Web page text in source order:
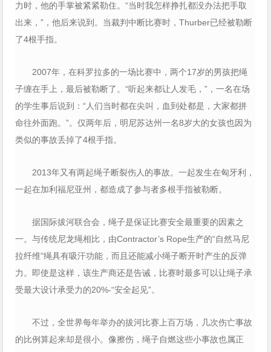
力时，他的手掌被紧紧勒住。“当时我怎样挣扎都没办法把手取
出来，”，他后来说到。当裁判中断比赛时，Thurber已经被勒断
了4根手指。
2007年，在科罗拉多的一场比赛中，两个17岁的男孩把绳
子缠在手上，最后被勒断了。“听起来都让人发毛，”，一名在场
的学生事后说到：“人们当时都在尖叫，血到处都是，大家都拼
命往外面跑。”。仅两年后，明尼苏达州一名8岁大的女孩也因为
类似的事故丢掉了4根手指。
2013年又有两起绳子断裂伤人的事故。一起发生在匈牙利，
一起在加利福尼亚州，都造成了参与者多根手指被勒断。
据国际拔河联合会，绳子是保证比赛安全最重要的因素之
一。与传统尼龙绳相比，由Contractor’s Rope生产的“自然马尼
拉纤维”绳具有吸汗功能，而且还能减小绳子断开时产生的反弹
力。即使是这样，该生产商还是告诫，比赛时最多可以让绳子承
受最大设计承受力的20%-“安全起见”。
不过，全世界每年举办的拔河比赛上百万场，几次伤亡事故
的比例算起来却是很小。像擦伤，绳子自燃这些小事故也属正